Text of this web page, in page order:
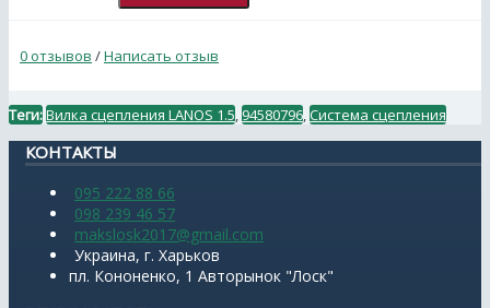
0 отзывов /Написать отзыв
Теги:Вилка сцепления LANOS 1.5 94580796 Система сцепления
КОНТАКТЫ
095 222 88 66
098 239 46 57
makslosk2017@gmail.com
Украина, г. Харьков
пл. Кононенко, 1 Авторынок "Лоск"